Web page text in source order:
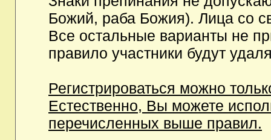
Божий, раба Божия). Лица со
Все остальные варианты не
правило участники будут
Регистрироваться можно
Естественно, Вы можете
перечисленных выше правил.